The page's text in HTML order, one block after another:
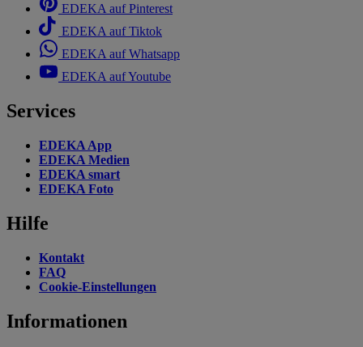
EDEKA auf Pinterest
EDEKA auf Tiktok
EDEKA auf Whatsapp
EDEKA auf Youtube
Services
EDEKA App
EDEKA Medien
EDEKA smart
EDEKA Foto
Hilfe
Kontakt
FAQ
Cookie-Einstellungen
Informationen